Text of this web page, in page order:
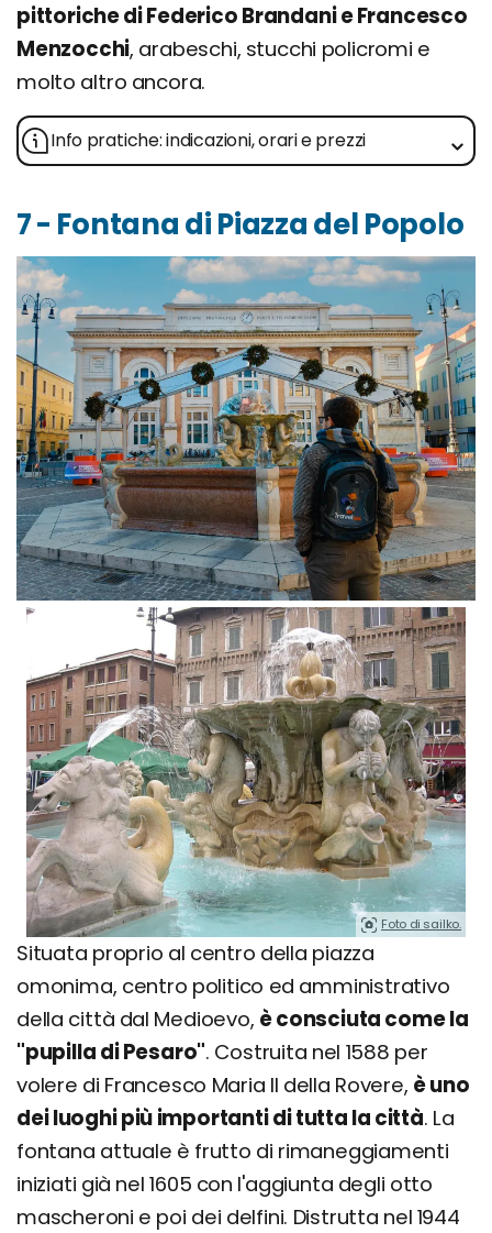
pittoriche di Federico Brandani e Francesco
Menzocchi, arabeschi, stucchi policromi e
molto altro ancora.
Info pratiche: indicazioni, orari e prezzi
7 - Fontana di Piazza del Popolo
Foto di sailko.
Situata proprio al centro della piazza
omonima, centro politico ed amministrativo
della città dal Medioevo, è consciuta come la
"pupilla di Pesaro". Costruita nel 1588 per
volere di Francesco Maria II della Rovere, è uno
dei luoghi più importanti di tutta la città. La
fontana attuale è frutto di rimaneggiamenti
iniziati già nel 1605 con l'aggiunta degli otto
mascheroni e poi dei delfini. Distrutta nel 1944